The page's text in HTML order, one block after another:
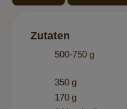
Zutaten
500-750 g
350 g
170 g